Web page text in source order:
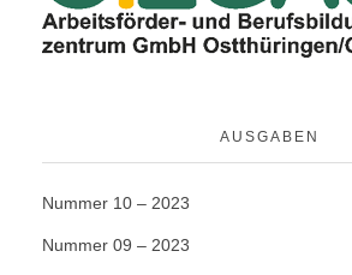
AUSGABEN
Nummer 10 – 2023
Nummer 09 – 2023